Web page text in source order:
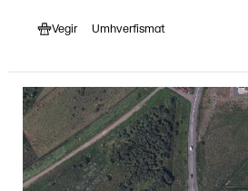
Vegir Umhverfismat